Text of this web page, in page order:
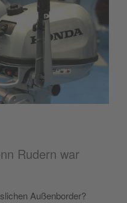
Rudern war
Außenborder?